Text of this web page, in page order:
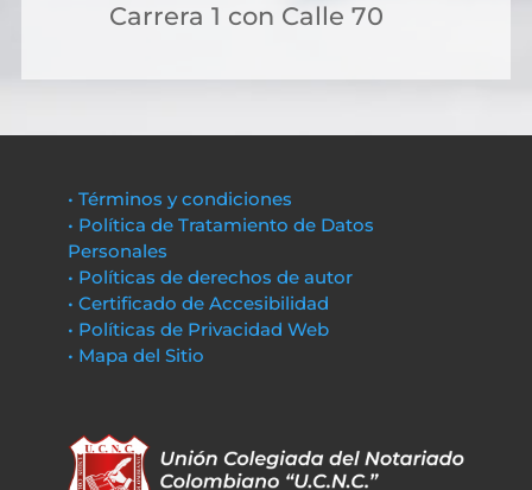
Carrera 1 con Calle 70
• Términos y condiciones
• Política de Tratamiento de Datos
Personales
• Políticas de derechos de autor
• Certificado de Accesibilidad
• Políticas de Privacidad Web
• Mapa del Sitio